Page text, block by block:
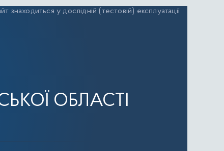
знаходиться у дослідній (тестовій) експлуатації
ОБЛАСТІ